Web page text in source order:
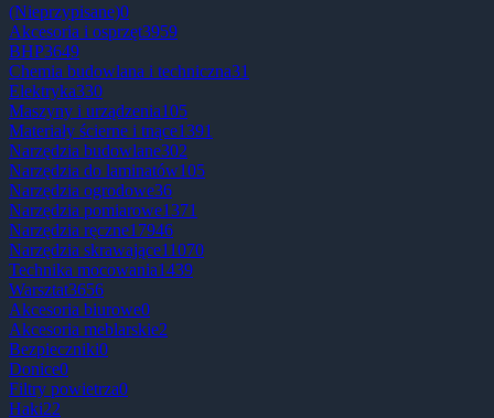
(Nieprzypisane)0
Akcesoria i osprzęt3959
BHP3649
Chemia budowlana i techniczna31
Elektryka330
Maszyny i urządzenia105
Materiały ścierne i tnące1391
Narzędzia budowlane302
Narzędzia do laminatów105
Narzędzia ogrodowe36
Narzędzia pomiarowe1371
Narzędzia ręczne17946
Narzędzia skrawające11070
Technika mocowania1439
Warsztat3656
Akcesoria biurowe0
Akcesoria meblarskie2
Bezpieczniki0
Donice0
Filtry powietrza0
Haki22